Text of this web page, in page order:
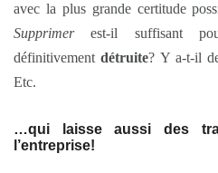
avec la plus grande certitude
Supprimerest-il suffisant pour
définitivementdétruite? Y a-t-il
Etc.
…qui laisse aussi des
l’entreprise!